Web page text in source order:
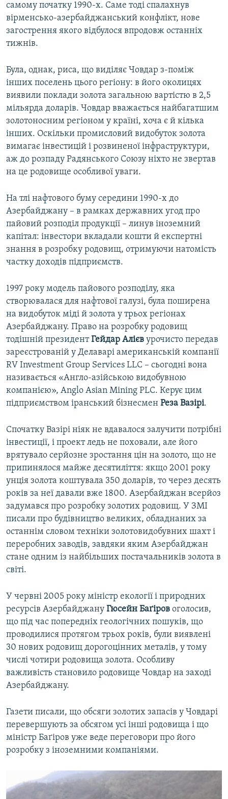
самому початку 1990-х. Саме тоді спалахнув
вірменсько-азербайджанський конфлікт, нове
загострення якого відбулося впродовж останніх
тижнів.
Була, однак, риса, що виділяє Човдар з-поміж
інших поселень цього регіону: в його околицях
виявили поклади золота загальною вартістю в 2,5
мільярда доларів. Човдар вважається найбагатшим
золотоносним регіоном у країні, хоча є й кілька
інших. Оскільки промисловий видобуток золота
вимагає інвестицій і розвиненої інфраструктури,
аж до розпаду Радянського Союзу ніхто не звертав
на це родовище особливої уваги.
На тлі нафтового буму середини 1990-х до
Азербайджану – в рамках державних угод про
пайовий розподіл продукції – линув іноземний
капітал: інвестори вкладали кошти й експертні
знання в розробку родовищ, отримуючи натомість
частку доходів підприємств.
1997 року модель пайового розподілу, яка
створювалася для нафтової галузі, була поширена
на видобуток міді й золота у трьох регіонах
Азербайджану. Право на розробку родовищ
тодішній президентГейдар Алієв урочисто передав
зареєстрованій у Делаварі американській компанії
RV Investment Group Services LLC – сьогодні вона
називається «Англо-азійською видобувною
компанією», Anglo Asian Mining PLC. Керує цим
підприємством іранський бізнесмен Реза Вазірі.
Спочатку Вазірі ніяк не вдавалося залучити потрібні
інвестиції, і проект ледь не поховали, але його
врятувало серйозне зростання цін на золото, що не
припинялося майже десятиліття: якщо 2001 року
унція золота коштувала 350 доларів, то через десять
років за неї давали вже 1800. Азербайджан всерйоз
задумався про розробку золотих родовищ. У ЗМІ
писали про будівництво великих, обладнаних за
останнім словом техніки золотовидобувних шахт і
переробних заводів, завдяки яким Азербайджан
стане одним із найбільших постачальників золота в
світі.
У червні 2005 року міністр екології і природних
ресурсів Азербайджану Гюсейн Баґіров оголосив,
що під час попередніх геологічних пошуків, що
проводилися протягом трьох років, були виявлені
30 нових родовищ дорогоцінних металів, у тому
числі чотири родовища золота. Особливу
важливість становило родовище Човдар на заході
Азербайджану.
Газети писали, що обсяги золотих запасів у Човдарі
перевершують за обсягом усі інші родовища і що
міністр Баґіров уже веде переговори про його
розробку з іноземними компаніями.